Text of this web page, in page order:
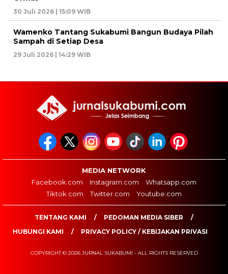
30 Juli 2026 | 15:09 WIB
Wamenko Tantang Sukabumi Bangun Budaya Pilah
Sampah di Setiap Desa
29 Juli 2026 | 14:29 WIB
MEDIA NETWORK
Facebook.com
Instagram.com
Whatsapp.com
Tiktok.com
Twitter.com Youtube.com
TENTANG KAMI
PEDOMAN MEDIA SIBER
HUBUNGI KAMI
PRIVACY POLICY / KEBIJAKAN PRIVASI
COPYRIGHT © 2026 JURNAL SUKABUMI - ALL RIGHTS RESERVED